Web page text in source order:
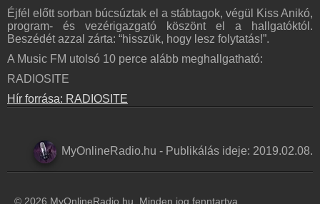
Éjfél előtt sorban búcsúztak el a stábtagok, végül Kiss Anikó,
program- és vezérigazgató köszönt el a hallgatóktól.
Beszédét azzal zárta: “hisszük, hogy lesz folytatás!”.
A Music FM utolsó 10 perce alább meghallgatható:
RADIOSITE
Hír forrása: RADIOSITE
MyOnlineRadio.hu - Publikálás ideje: 2019.02.08.
© 2026 MyOnlineRadio.hu. Minden jog fenntartva.